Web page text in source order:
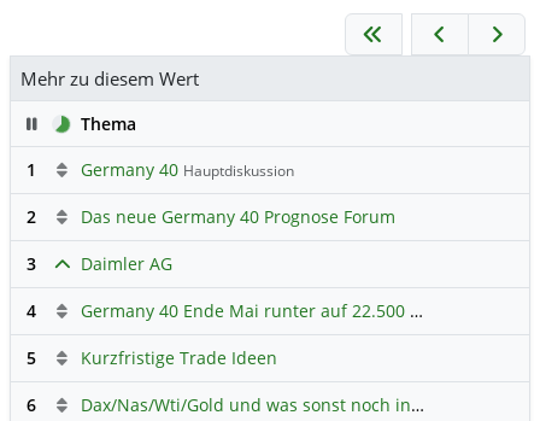
Mehr zu diesem Wert
PauseThema
1
Germany 40 Hauptdiskussion
2 Das neue Germany 40 Prognose Forum
3 Daimler AG
4 Germany 40 Ende Mai runter auf 22.500 Punkte
5 Kurzfristige Trade Ideen
6 Dax/Nas/Wti/Gold und was sonst noch interessant ist.